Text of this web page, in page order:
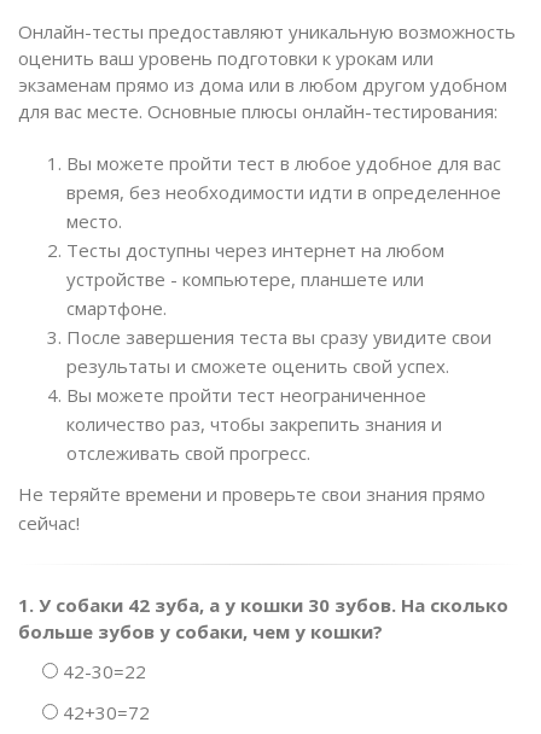
Онлайн-тесты предоставляют уникальную возможность
оценить ваш уровень подготовки к урокам или
экзаменам прямо из дома или в любом другом удобном
для вас месте. Основные плюсы онлайн-тестирования:
Вы можете пройти тест в любое удобное для вас
время, без необходимости идти в определенное
место.
Тесты доступны через интернет на любом
устройстве - компьютере, планшете или
смартфоне.
После завершения теста вы сразу увидите свои
результаты и сможете оценить свой успех.
Вы можете пройти тест неограниченное
количество раз, чтобы закрепить знания и
отслеживать свой прогресс.
Не теряйте времени и проверьте свои знания прямо
сейчас!
1. У собаки 42 зуба, а у кошки 30 зубов. На сколько
больше зубов у собаки, чем у кошки?
42-30=22
42+30=72